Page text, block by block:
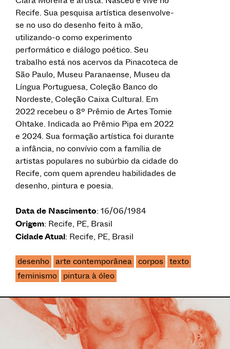
Recife. Sua pesquisa artística desenvolve-
se no uso do desenho feito à mão,
utilizando-o como experimento
performático e diálogo poético. Seu
trabalho está nos acervos da Pinacoteca de
São Paulo, Museu Paranaense, Museu da
Língua Portuguesa, Coleção Banco do
Nordeste, Coleção Caixa Cultural. Em
2022 recebeu o 8º Prêmio de Artes Tomie
Ohtake. Indicada ao Prêmio Pipa em 2022
e 2024. Sua formação artística foi durante
a infância, no convívio com a família de
artistas populares no subúrbio da cidade do
Recife, com quem aprendeu habilidades de
desenho, pintura e poesia.
Data de Nascimento: 16/06/1984
Origem: Recife, PE, Brasil
Cidade Atual: Recife, PE, Brasil
desenho arte contemporânea corpos texto
feminismo
pintura à óleo